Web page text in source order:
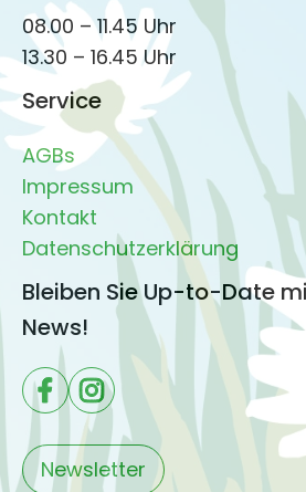
08.00 – 11.45 Uhr
13.30 – 16.45 Uhr
Service
AGBs
Impressum
Kontakt
Datenschutzerklärung
Bleiben Sie Up-to-Date
News!
Newsletter